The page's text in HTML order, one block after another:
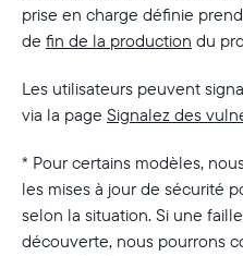
Choisir la langue:
prise en charge définie
de fin de la production du
Les utilisateurs peuvent
via la page Signalez des
* Pour certains modèles,
les mises à jour de sécurité
selon la situation. Si une
découverte, nous pourrons